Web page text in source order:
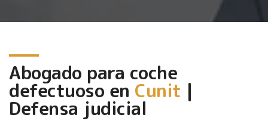
Abogado para coche
defectuoso en Cunit |
Defensa judicial